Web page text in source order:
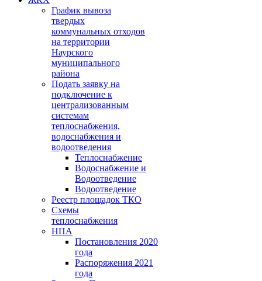
График вывоза
твердых
коммунальных отходов
на территории
Наурского
муниципального
района
Подать заявку на
подключение к
централизованным
системам
теплоснабжения,
водоснабжения и
водоотведения
Теплоснабжение
Водоснабжение и
Водоотведение
Водоотведение
Реестр площадок ТКО
Схемы
теплоснабжения
НПА
Постановления 2020
года
Распоряжения 2021
года